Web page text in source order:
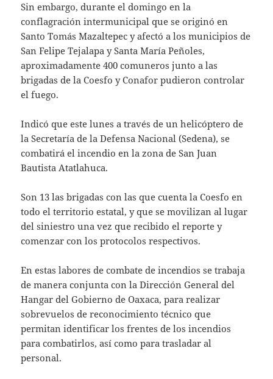
Sin embargo, durante el domingo en la
conflagración intermunicipal que se originó en
Santo Tomás Mazaltepec y afectó a los municipios de
San Felipe Tejalapa y Santa María Peñoles,
aproximadamente 400 comuneros junto a las
brigadas de la Coesfo y Conafor pudieron controlar
el fuego.
Indicó que este lunes a través de un helicóptero de
la Secretaría de la Defensa Nacional (Sedena), se
combatirá el incendio en la zona de San Juan
Bautista Atatlahuca.
Son 13 las brigadas con las que cuenta la Coesfo en
todo el territorio estatal, y que se movilizan al lugar
del siniestro una vez que recibido el reporte y
comenzar con los protocolos respectivos.
En estas labores de combate de incendios se trabaja
de manera conjunta con la Dirección General del
Hangar del Gobierno de Oaxaca, para realizar
sobrevuelos de reconocimiento técnico que
permitan identificar los frentes de los incendios
para combatirlos, así como para trasladar al
personal.